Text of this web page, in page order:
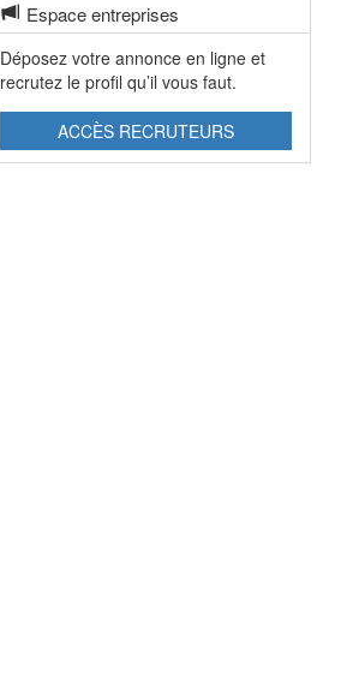
Espace entreprises
Déposez votre annonce en ligne et
recrutez le profil qu’il vous faut.
ACCÈS RECRUTEURS